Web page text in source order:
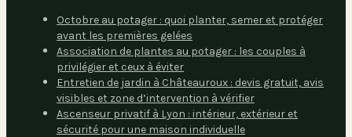
Octobre au potager : quoi planter, semer et protéger
avant les premières gelées
Association de plantes au potager : les couples à
privilégier et ceux à éviter
Entretien de jardin à Châteauroux : devis gratuit, avis
visibles et zone d’intervention à vérifier
Ascenseur privatif à Lyon : intérieur, extérieur et
sécurité pour une maison individuelle